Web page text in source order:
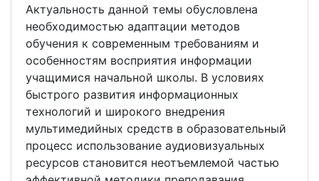
Актуальность данной темы обусловлена
необходимостью адаптации методов
обучения к современным требованиям и
особенностям восприятия информации
учащимися начальной школы. В условиях
быстрого развития информационных
технологий и широкого внедрения
мультимедийных средств в образовательный
процесс использование аудиовизуальных
ресурсов становится неотъемлемой частью